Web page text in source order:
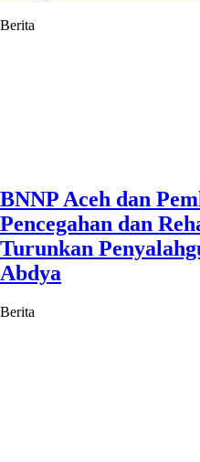
Berita
BNNP Aceh dan
Pencegahan dan
Turunkan
Abdya
Berita